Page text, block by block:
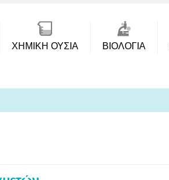
ΧΗΜΙΚΉ ΟΥΣΊΑ ΒΙΟΛΟΓΊΑ